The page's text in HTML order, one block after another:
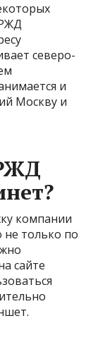
северо-
и
Москву и
компании
не только по
сайте